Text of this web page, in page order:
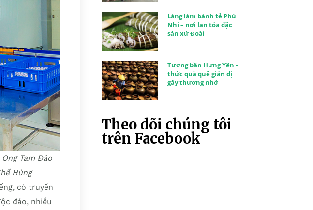
Tam Đảo
Hùng
có truyền
đáo, nhiều
Làng làm bánh tẻ Phú
Nhi – nơi lan tỏa đặc
sản xứ Đoài
Tương bần Hưng Yên –
thức quà quê giản dị
gây thương nhớ
Theo dõi chúng tôi
trên Facebook